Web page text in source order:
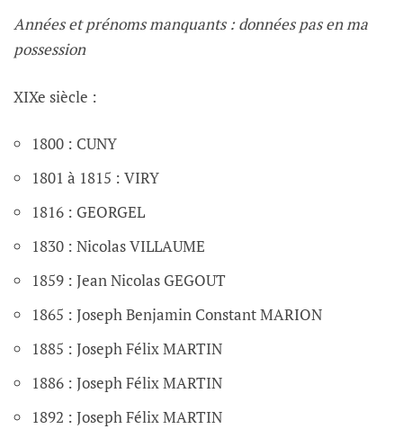
Années et prénoms manquants : données pas en ma
possession
XIXe siècle :
1800 : CUNY
1801 à 1815 : VIRY
1816 : GEORGEL
1830 : Nicolas VILLAUME
1859 : Jean Nicolas GEGOUT
1865 : Joseph Benjamin Constant MARION
1885 : Joseph Félix MARTIN
1886 : Joseph Félix MARTIN
1892 : Joseph Félix MARTIN